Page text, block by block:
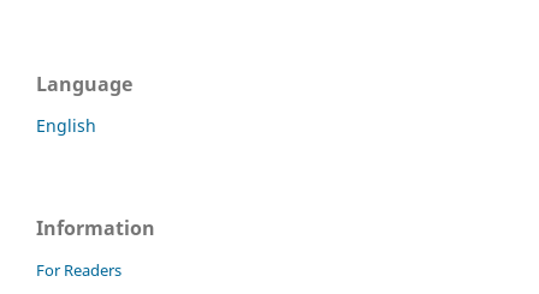
Language
English
Information
For Readers